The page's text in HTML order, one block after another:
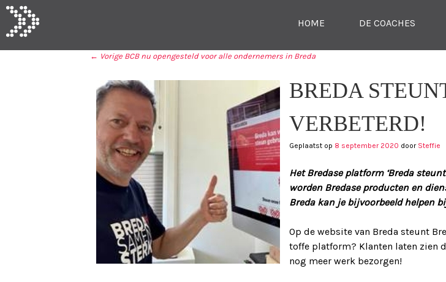
MENU
SKIP NAAR CONTENT
HOME DE COACHES
BERICHT NAVIGATIE
← Vorige BCB nu opengesteld voor alle ondernemers in Breda
BREDA
VERBETERD!
Geplaatst op 8 september 2020 door Steffie
Het Bredase platform ‘Breda
worden Bredase producten en
Breda kan je bijvoorbeeld helpen
Op de website van Breda steunt
toffe platform? Klanten laten zien
nog meer werk bezorgen!